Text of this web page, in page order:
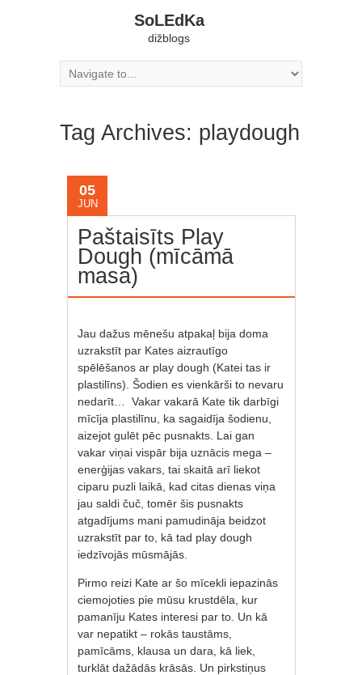
SoLEdKa
dižblogs
Tag Archives: playdough
05
JUN
Paštaisīts Play
Dough (mīcāmā
masa)
Jau dažus mēnešu atpakaļ bija doma
uzrakstīt par Kates aizrautīgo
spēlēšanos ar play dough (Katei tas ir
plastilīns). Šodien es vienkārši to nevaru
nedarīt… Vakar vakarā Kate tik darbīgi
mīcīja plastilīnu, ka sagaidīja šodienu,
aizejot gulēt pēc pusnakts. Lai gan
vakar viņai vispār bija uznācis mega –
enerģijas vakars, tai skaitā arī liekot
ciparu puzli laikā, kad citas dienas viņa
jau saldi čuč, tomēr šis pusnakts
atgadījums mani pamudināja beidzot
uzrakstīt par to, kā tad play dough
iedzīvojās mūsmājās.
Pirmo reizi Kate ar šo mīcekli iepazinās
ciemojoties pie mūsu krustdēla, kur
pamanīju Kates interesi par to. Un kā
var nepatikt – rokās taustāms,
pamīcāms, klausa un dara, kā liek,
turklāt dažādās krāsās. Un pirkstiņus